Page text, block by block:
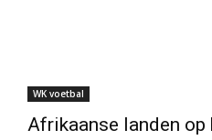
WK voetbal
Afrikaanse landen op